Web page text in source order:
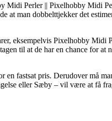
Midi Perler || Pixelhobby Midi
at man dobbelttjekker det
eksempelvis Pixelhobby Midi
til at de har en chance for at
en fastsat pris. Derudover må
eller Sæby – vil være at få